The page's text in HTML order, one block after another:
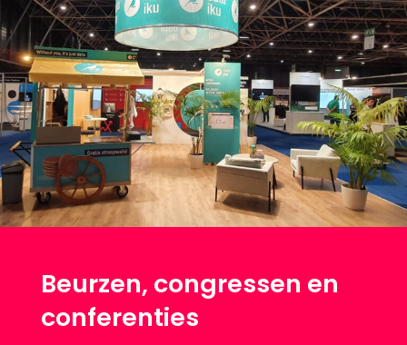
Beurzen, congressen en
conferenties